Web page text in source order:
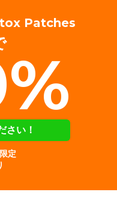
Patches
さい！
定